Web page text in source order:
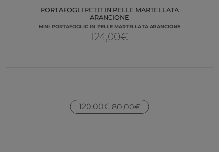
PORTAFOGLI PETIT IN PELLE MARTELLATA
ARANCIONE
MINI PORTAFOGLIO IN PELLE MARTELLATA ARANCIONE
124,00€
120,00€ IL
80,00€IL